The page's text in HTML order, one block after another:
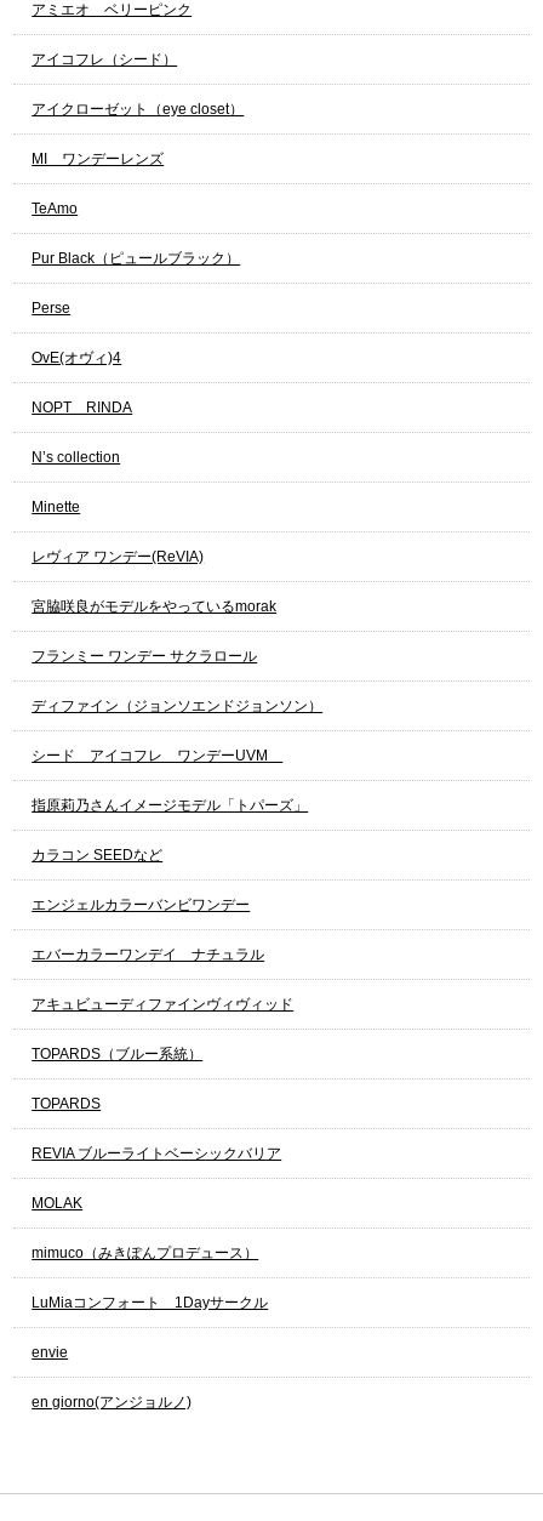
アミエオ ベリーピンク
アイコフレ（シード）
アイクローゼット（eye closet）
МI ワンデーレンズ
TeAmo
Pur Black（ピュールブラック）
Perse
OvE(オヴィ)4
NOPT RINDA
N’s collection
Minette
レヴィア ワンデー(ReVIA)
宮脇咲良がモデルをやっているmorak
フランミー ワンデー サクラロール
ディファイン（ジョンソエンドジョンソン）
シード アイコフレ ワンデーUVM
指原莉乃さんイメージモデル「トパーズ」
カラコン SEEDなど
エンジェルカラーバンビワンデー
エバーカラーワンデイ ナチュラル
アキュビューディファインヴィヴィッド
TOPARDS（ブルー系統）
TOPARDS
REVIA ブルーライトベーシックバリア
MOLAK
mimuco（みきぽんプロデュース）
LuMiaコンフォート 1Dayサークル
envie
en giorno(アンジョルノ)